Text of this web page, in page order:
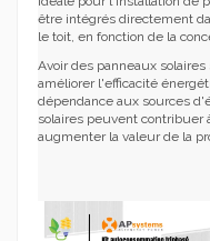
être intégrés directement
le toit, en fonction de la
Avoir des panneaux
améliorer l'efficacité
dépendance aux sources
solaires peuvent
augmenter la valeur de la